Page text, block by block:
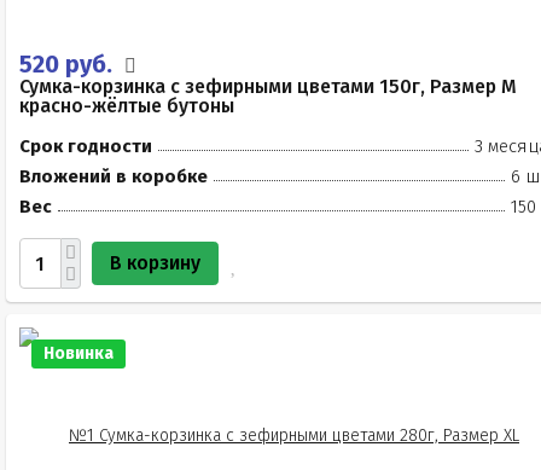
520 руб.
Сумка-корзинка с зефирными цветами 150г, Размер М
красно-жёлтые бутоны
Срок годности
3
Вложений в коробке
6
Вес
150
В корзину
Новинка